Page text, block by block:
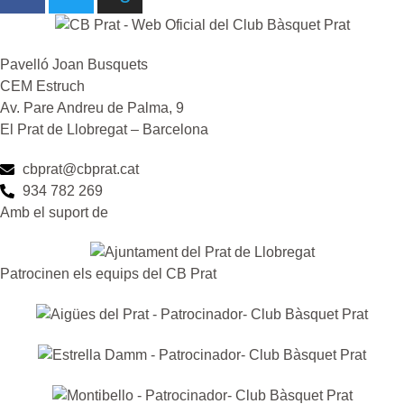
Pavelló Joan Busquets
CEM Estruch
Av. Pare Andreu de Palma, 9
El Prat de Llobregat – Barcelona
cbprat@cbprat.cat
934 782 269
Amb el suport de
Patrocinen els equips del CB Prat